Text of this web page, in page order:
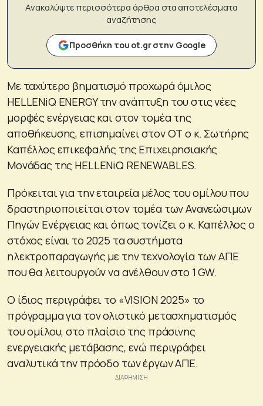
Ανακαλύψτε περισσότερα άρθρα στα αποτελέσματα
αναζήτησης
Προσθήκη του ot.gr στην Google
Με ταχύτερο βηματισμό προχωρά όμιλος
HELLENiQ ENERGY την ανάπτυξη του στις νέες
μορφές ενέργειας και στον τομέα της
αποθήκευσης, επισημαίνει στον ΟΤ ο κ. Σωτήρης
Καπέλλος επικεφαλής της Επιχειρησιακής
Μονάδας της HELLENiQ RENEWABLES.
Πρόκειται για την εταιρεία μέλος του ομίλου που
δραστηριοποιείται στον τομέα των Ανανεώσιμων
Πηγών Ενέργειας και όπως τονίζει ο κ. Καπέλλος ο
στόχος είναι το 2025 τα συστήματα
ηλεκτροπαραγωγής με την τεχνολογία των ΑΠΕ
που θα λειτουργούν να ανέλθουν στο 1 GW.
Ο ίδιος περιγράφει το «VISION 2025» το
πρόγραμμα για τον ολιστικό μετασχηματισμός
του ομίλου, στο πλαίσιο της πράσινης
ενεργειακής μετάβασης, ενώ περιγράφει
αναλυτικά την πρόοδο των έργων ΑΠΕ.